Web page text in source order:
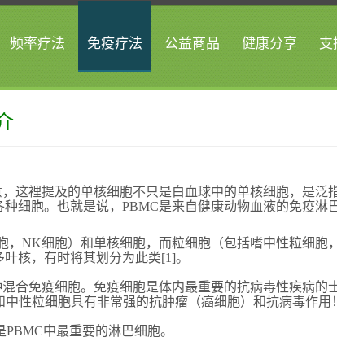
频率疗法 免疫疗法 公益商品 健康分享 支
这裡提及的单核细胞不只是白血球中的单核细胞，是泛
细胞。也就是说，PBMC是来自健康动物血液的免疫淋
，NK细胞）和单核细胞，而粒细胞（包括嗜中性粒细胞
核，有时将其划分为此类[1]。
合免疫细胞。免疫细胞是体内最重要的抗病毒性疾病的
性粒细胞具有非常强的抗肿瘤（癌细胞）和抗病毒作用
中最重要的淋巴细胞。